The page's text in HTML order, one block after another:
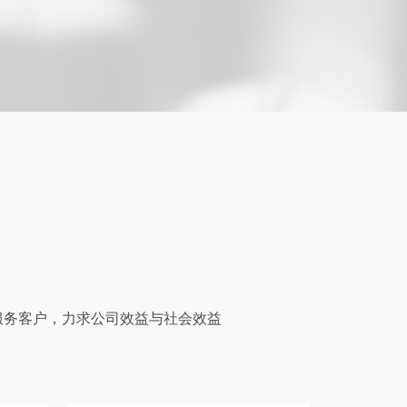
客户，力求公司效益与社会效益